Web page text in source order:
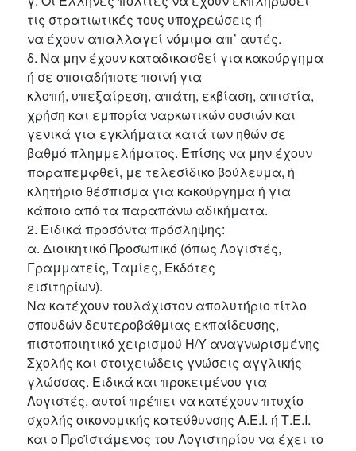
τις στρατιωτικές τους υποχρεώσεις ή
να έχουν απαλλαγεί νόμιμα απ’ αυτές.
δ. Να μην έχουν καταδικασθεί για κακούργημα
ή σε οποιαδήποτε ποινή για
κλοπή, υπεξαίρεση, απάτη, εκβίαση, απιστία,
χρήση και εμπορία ναρκωτικών ουσιών και
γενικά για εγκλήματα κατά των ηθών σε
βαθμό πλημμελήματος. Επίσης να μην έχουν
παραπεμφθεί, με τελεσίδικο βούλευμα, ή
κλητήριο θέσπισμα για κακούργημα ή για
κάποιο από τα παραπάνω αδικήματα.
2. Ειδικά προσόντα πρόσληψης:
α. Διοικητικό Προσωπικό (όπως Λογιστές,
Γραμματείς, Ταμίες, Εκδότες
εισιτηρίων).
Να κατέχουν τουλάχιστον απολυτήριο τίτλο
σπουδών δευτεροβάθμιας εκπαίδευσης,
πιστοποιητικό χειρισμού Η/Υ αναγνωρισμένης
Σχολής και στοιχειώδεις γνώσεις αγγλικής
γλώσσας. Ειδικά και προκειμένου για
Λογιστές, αυτοί πρέπει να κατέχουν πτυχίο
σχολής οικονομικής κατεύθυνσης Α.Ε.Ι. ή Τ.Ε.Ι.
και ο Προϊστάμενος του Λογιστηρίου να έχει το